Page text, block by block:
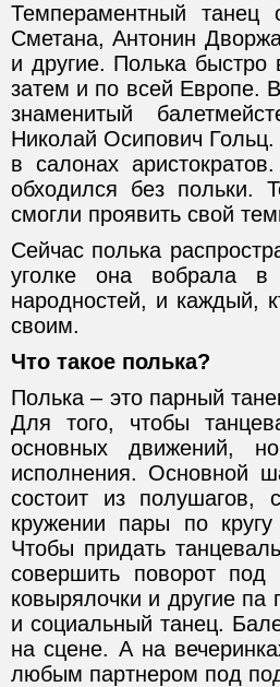
Темпераментный танец
Сметана, Антонин
и другие. Полька
затем и по всей Европе.
знаменитый
Николай Осипович
в салонах
обходился без польки.
смогли проявить свой
Сейчас полька
уголке она вобрала в
народностей, и каждый,
своим.
Что такое полька?
Полька – это парный
Для того, чтобы
основных движений,
исполнения. Основной
состоит из полушагов,
кружении пары по
Чтобы придать
совершить поворот под
ковырялочки и другие па
и социальный танец.
на сцене. А на
любым партнером под